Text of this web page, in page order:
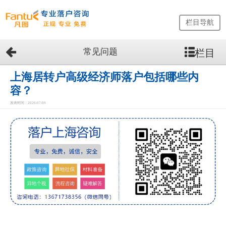
网
站
首
页
留
生
务
优
栏目导航
常见问题 栏目
上海居转户高级经济师落户包括哪些内
容？
发表时间：2026-07-09